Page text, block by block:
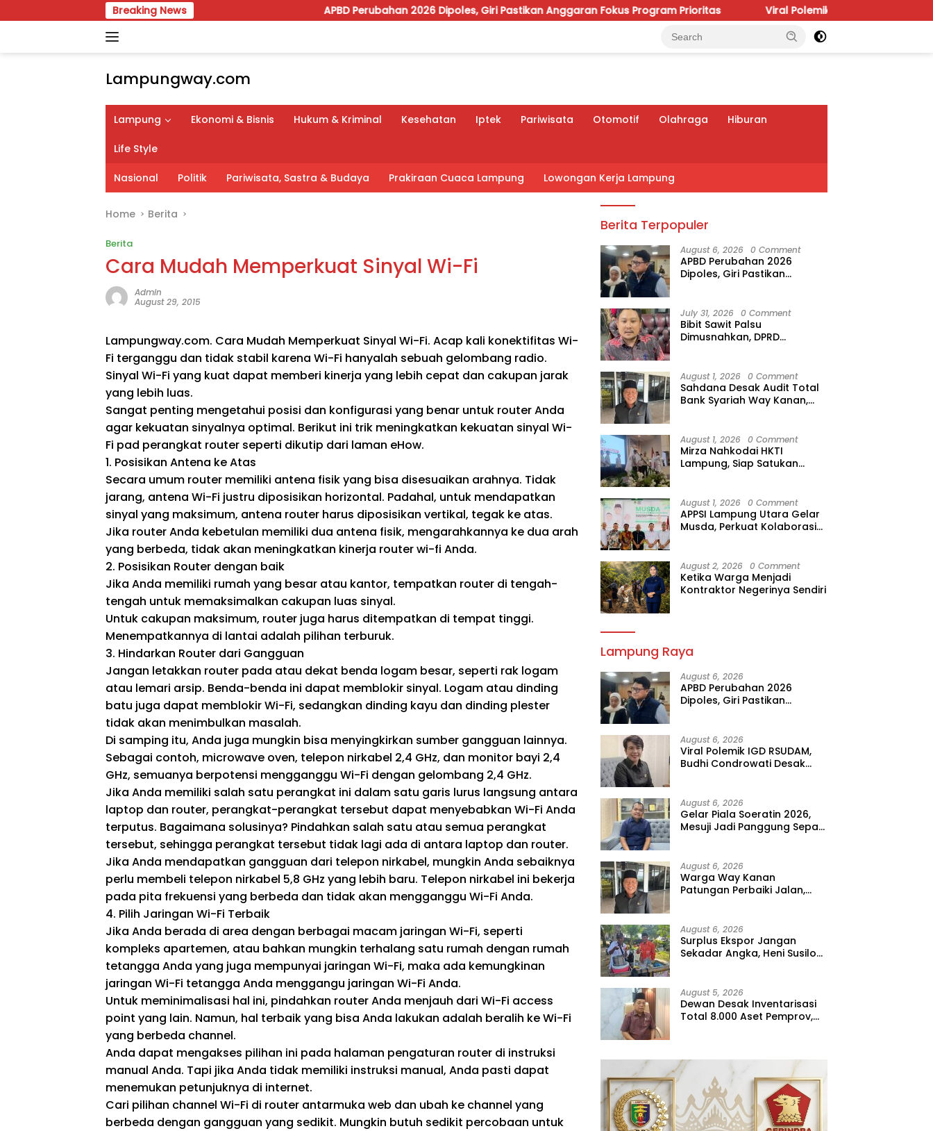
to
Breaking News APBD Perubahan 2026 Dipoles, Giri Pastikan Anggaran Fokus Program Prioritas Viral Polemik IGD RSUDAM, Budhi Condrowati
Lampungway.com
Berita
Daerah
Lampung
Terpercaya
dan
Terupdate
Lampung Ekonomi & Bisnis Hukum & Kriminal Kesehatan Iptek Pariwisata Otomotif Olahraga Hiburan
Life Style
Nasional Politik Pariwisata, Sastra & Budaya Prakiraan Cuaca Lampung Lowongan Kerja Lampung
Home Berita
Berita
Cara Mudah Memperkuat Sinyal Wi-Fi
Admin
August 29, 2015
Lampungway.com. Cara Mudah Memperkuat Sinyal Wi-Fi. Acap kali konektifitas Wi-
Fi terganggu dan tidak stabil karena Wi-Fi hanyalah sebuah gelombang radio.
Sinyal Wi-Fi yang kuat dapat memberi kinerja yang lebih cepat dan cakupan jarak
yang lebih luas.
Sangat penting mengetahui posisi dan konfigurasi yang benar untuk router Anda
agar kekuatan sinyalnya optimal. Berikut ini trik meningkatkan kekuatan sinyal Wi-
Fi pad perangkat router seperti dikutip dari laman eHow.
1. Posisikan Antena ke Atas
Secara umum router memiliki antena fisik yang bisa disesuaikan arahnya. Tidak
jarang, antena Wi-Fi justru diposisikan horizontal. Padahal, untuk mendapatkan
sinyal yang maksimum, antena router harus diposisikan vertikal, tegak ke atas.
Jika router Anda kebetulan memiliki dua antena fisik, mengarahkannya ke dua arah
yang berbeda, tidak akan meningkatkan kinerja router wi-fi Anda.
2. Posisikan Router dengan baik
Jika Anda memiliki rumah yang besar atau kantor, tempatkan router di tengah-
tengah untuk memaksimalkan cakupan luas sinyal.
Untuk cakupan maksimum, router juga harus ditempatkan di tempat tinggi.
Menempatkannya di lantai adalah pilihan terburuk.
3. Hindarkan Router dari Gangguan
Jangan letakkan router pada atau dekat benda logam besar, seperti rak logam
atau lemari arsip. Benda-benda ini dapat memblokir sinyal. Logam atau dinding
batu juga dapat memblokir Wi-Fi, sedangkan dinding kayu dan dinding plester
tidak akan menimbulkan masalah.
Di samping itu, Anda juga mungkin bisa menyingkirkan sumber gangguan lainnya.
Sebagai contoh, microwave oven, telepon nirkabel 2,4 GHz, dan monitor bayi 2,4
GHz, semuanya berpotensi mengganggu Wi-Fi dengan gelombang 2,4 GHz.
Jika Anda memiliki salah satu perangkat ini dalam satu garis lurus langsung antara
laptop dan router, perangkat-perangkat tersebut dapat menyebabkan Wi-Fi Anda
terputus. Bagaimana solusinya? Pindahkan salah satu atau semua perangkat
tersebut, sehingga perangkat tersebut tidak lagi ada di antara laptop dan router.
Jika Anda mendapatkan gangguan dari telepon nirkabel, mungkin Anda sebaiknya
perlu membeli telepon nirkabel 5,8 GHz yang lebih baru. Telepon nirkabel ini bekerja
pada pita frekuensi yang berbeda dan tidak akan mengganggu Wi-Fi Anda.
4. Pilih Jaringan Wi-Fi Terbaik
Jika Anda berada di area dengan berbagai macam jaringan Wi-Fi, seperti
kompleks apartemen, atau bahkan mungkin terhalang satu rumah dengan rumah
tetangga Anda yang juga mempunyai jaringan Wi-Fi, maka ada kemungkinan
jaringan Wi-Fi tetangga Anda menggangu jaringan Wi-Fi Anda.
Untuk meminimalisasi hal ini, pindahkan router Anda menjauh dari Wi-Fi access
point yang lain. Namun, hal terbaik yang bisa Anda lakukan adalah beralih ke Wi-Fi
yang berbeda channel.
Anda dapat mengakses pilihan ini pada halaman pengaturan router di instruksi
manual Anda. Tapi jika Anda tidak memiliki instruksi manual, Anda pasti dapat
menemukan petunjuknya di internet.
Cari pilihan channel Wi-Fi di router antarmuka web dan ubah ke channel yang
berbeda dengan gangguan yang sedikit. Mungkin butuh sedikit percobaan untuk
Berita Terpopuler
August 6, 2026 0 Comment
APBD Perubahan 2026
Dipoles, Giri Pastikan
July 31, 2026 0 Comment
Bibit Sawit Palsu
Dimusnahkan, DPRD
August 1, 2026 0 Comment
Sahdana Desak Audit Total
Bank Syariah Way Kanan,
August 1, 2026 0 Comment
Mirza Nahkodai HKTI
Lampung, Siap Satukan
August 1, 2026 0 Comment
APPSI Lampung Utara Gelar
Musda, Perkuat Kolaborasi
Bermartabat
August 2, 2026 0 Comment
Ketika Warga Menjadi
Kontraktor Negerinya Sendiri
Lampung Raya
August 6, 2026
APBD Perubahan 2026
Dipoles, Giri Pastikan
August 6, 2026
Viral Polemik IGD RSUDAM,
Budhi Condrowati Desak
August 6, 2026
Gelar Piala Soeratin 2026,
Mesuji Jadi Panggung Sepak
August 6, 2026
Warga Way Kanan
Patungan Perbaiki Jalan,
August 6, 2026
Surplus Ekspor Jangan
Sekadar Angka, Heni Susilo
August 5, 2026
Dewan Desak Inventarisasi
Total 8.000 Aset Pemprov,